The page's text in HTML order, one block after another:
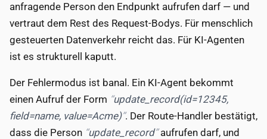
anfragende Person den Endpunkt aufrufen darf — und
vertraut dem Rest des Request-Bodys. Für menschlich
gesteuerten Datenverkehr reicht das. Für KI-Agenten
ist es strukturell kaputt.
Der Fehlermodus ist banal. Ein KI-Agent bekommt
einen Aufruf der Form update_record(id=12345,
field=name, value=Acme) . Der Route-Handler bestätigt,
dass die Person update_record aufrufen darf, und